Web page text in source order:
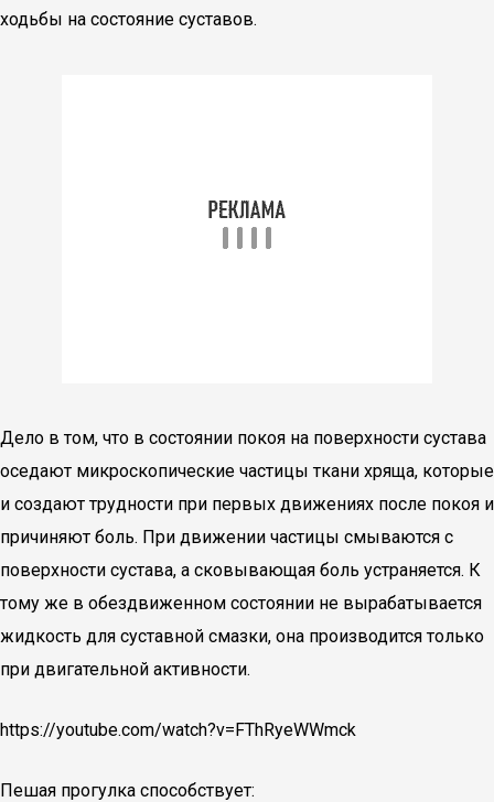
ходьбы на состояние суставов.
Дело в том, что в состоянии покоя на поверхности сустава
оседают микроскопические частицы ткани хряща, которые
и создают трудности при первых движениях после покоя и
причиняют боль. При движении частицы смываются с
поверхности сустава, а сковывающая боль устраняется. К
тому же в обездвиженном состоянии не вырабатывается
жидкость для суставной смазки, она производится только
при двигательной активности.
https://youtube.com/watch?v=FThRyeWWmck
Пешая прогулка способствует: